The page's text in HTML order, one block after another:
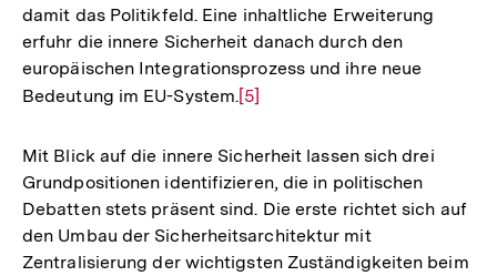
damit das Politikfeld. Eine inhaltliche Erweiterung
erfuhr die innere Sicherheit danach durch den
europäischen Integrationsprozess und ihre neue
Bedeutung im EU-System.Zur
der
Fußnote
[5]
Mit Blick auf die innere Sicherheit lassen sich drei
Grundpositionen identifizieren, die in politischen
Debatten stets präsent sind. Die erste richtet sich auf
den Umbau der Sicherheitsarchitektur mit
Zentralisierung der wichtigsten Zuständigkeiten beim